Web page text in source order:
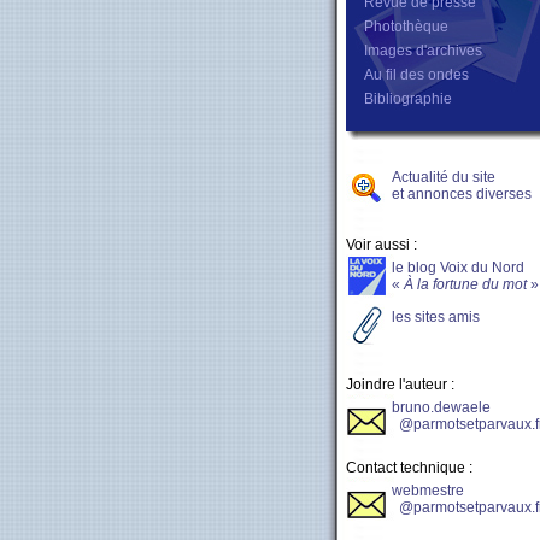
Photothèque
Images d'archives
Au fil des ondes
Bibliographie
Actualité du site
et annonces diverses
Voir aussi :
le blog Voix du Nord
« À la fortune du mot»
les sites amis
Joindre l'auteur :
bruno.dewaele
Contact technique :
webmestre